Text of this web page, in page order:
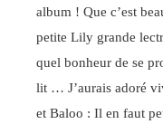
album ! Que c’est
petite Lily grande
quel bonheur de se
lit … J’aurais adoré
et Baloo : Il en faut